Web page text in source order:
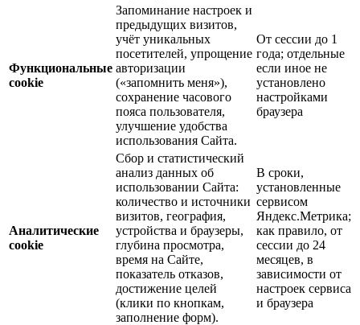
Функциональные
cookie
Запоминание настроек и
предыдущих визитов,
учёт уникальных
посетителей, упрощение
авторизации
(«запомнить меня»),
сохранение часового
пояса пользователя,
улучшение удобства
использования Сайта.
От сессии до 1
года; отдельные
если иное не
установлено
настройками
браузера
Аналитические
cookie
Сбор и статистический
анализ данных об
использовании Сайта:
количество и источники
визитов, география,
устройства и браузеры,
глубина просмотра,
время на Сайте,
показатель отказов,
достижение целей
(клики по кнопкам,
заполнение форм).
В сроки,
установленные
сервисом
Яндекс.Метрика;
как правило, от
сессии до 24
месяцев, в
зависимости от
настроек сервиса
и браузера